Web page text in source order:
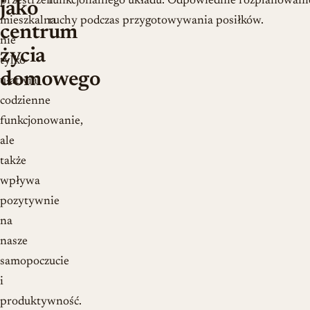
mieszkalna
nie
tylko
ułatwia
codzienne
funkcjonowanie,
ale
także
wpływa
pozytywnie
na
nasze
samopoczucie
i
produktywność.
jako
centrum
życia
domowego
ruchy podczas przygotowywania posiłków.